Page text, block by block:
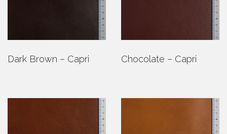
Dark Brown – Capri Chocolate – Capri